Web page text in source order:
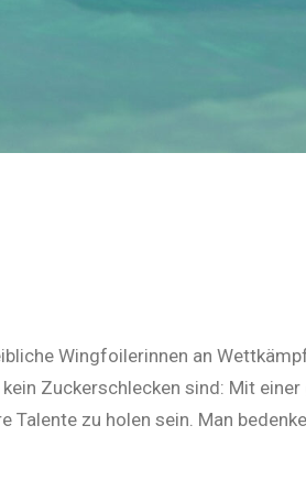
Wingfoilerinnen an
Zuckerschlecken sind: Mit einer
Talente zu holen sein. Man